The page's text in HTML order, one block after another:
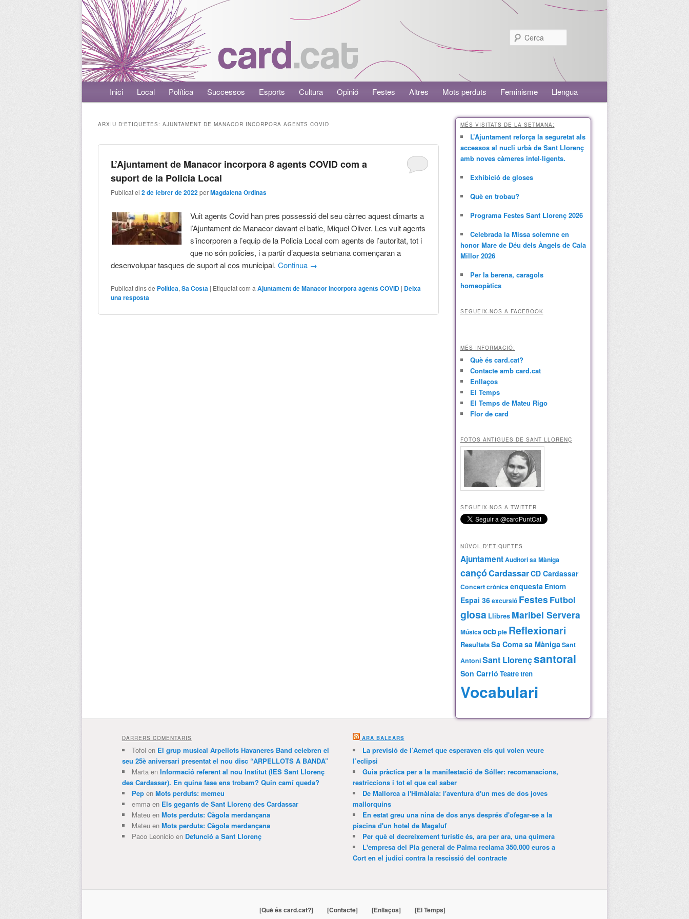
Menú principalAneu al contingut principal
Aneu al contingut secundari
Inici Local Política Successos Esports Cultura Opinió Festes Altres Mots perduts Feminisme Llengua
ARXIU D'ETIQUETES: AJUNTAMENT DE MANACOR INCORPORA AGENTS COVID
L’Ajuntament de Manacor incorpora 8 agents COVID com a
suport de la Policia Local
Publicat el2 de febrer de 2022perMagdalena Ordinas
Vuit agents Covid han pres possessió del seu càrrec aquest dimarts a
l’Ajuntament de Manacor davant el batle, Miquel Oliver. Les vuit agents
s’incorporen a l’equip de la Policia Local com agents de l’autoritat, tot i
que no són policies, i a partir d’aquesta setmana començaran a
desenvolupar tasques de suport al cos municipal.Continua →
Publicat dins de Política,Sa Costa | Etiquetat com a Ajuntament de Manacor incorpora agents COVID | Deixa
una resposta
MÉS VISITATS DE LA SETMANA:
L’Ajuntament reforça la seguretat als
accessos al nucli urbà de Sant Llorenç
amb noves càmeres intel·ligents.
Exhibició de gloses
Què en trobau?
Programa Festes Sant Llorenç 2026
Celebrada la Missa solemne en
honor Mare de Déu dels Àngels de Cala
Millor 2026
Per la berena, caragols
homeopàtics
SEGUEIX-NOS A FACEBOOK
MÉS INFORMACIÓ:
Què és card.cat?
Contacte amb card.cat
Enllaços
El Temps
El Temps de Mateu Rigo
Flor de card
FOTOS ANTIGUES DE SANT LLORENÇ
SEGUEIX-NOS A TWITTER
NÚVOL D’ETIQUETES
AjuntamentAuditori sa Màniga
cançóCardassarCD Cardassar
Concertcrònicaenquesta Entorn
Espai 36excursió Festes Futbol
glosa Llibres Maribel Servera
Músicaocbple Reflexionari
ResultatsSa Comasa MànigaSant
AntoniSant Llorençsantoral
Son Carrió Teatretren
Vocabulari
DARRERS COMENTARIS
Tofol en El grup musical Arpellots Havaneres Band celebren el
seu 25è aniversari presentat el nou disc “ARPELLOTS A BANDA”
Martaen Informació referent al nou Institut (IES Sant Llorenç
des Cardassar). En quina fase ens trobam? Quin camí queda?
Pepen Mots perduts: memeu
emmaen Els gegants de Sant Llorenç des Cardassar
Mateuen Mots perduts: Càgola merdançana
Mateuen Mots perduts: Càgola merdançana
Paco Leonicioen Defunció a Sant Llorenç
ARA BALEARS
La previsió de l’Aemet que esperaven els qui volen veure
l’eclipsi
Guia pràctica per a la manifestació de Sóller: recomanacions,
restriccions i tot el que cal saber
De Mallorca a l'Himàlaia: l'aventura d'un mes de dos joves
mallorquins
En estat greu una nina de dos anys després d'ofegar-se a la
piscina d'un hotel de Magaluf
Per què el decreixement turístic és, ara per ara, una quimera
L'empresa del Pla general de Palma reclama 350.000 euros a
Cort en el judici contra la rescissió del contracte
[Què és card.cat?] [Contacte] [Enllaços] [El Temps]